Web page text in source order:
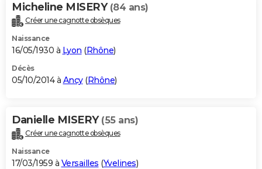
Micheline MISERY (84 ans)
Créer une cagnotte obsèques
Naissance
16/05/1930 à Lyon (Rhône)
Décès
05/10/2014 à Ancy(Rhône)
Danielle MISERY (55 ans)
Créer une cagnotte obsèques
Naissance
17/03/1959 à Versailles (Yvelines)